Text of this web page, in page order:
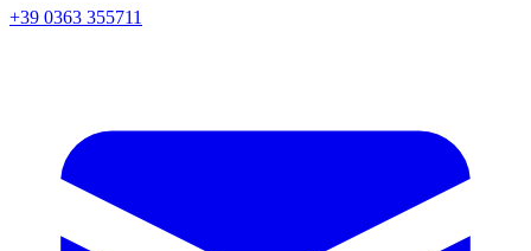
+39 0363 355711